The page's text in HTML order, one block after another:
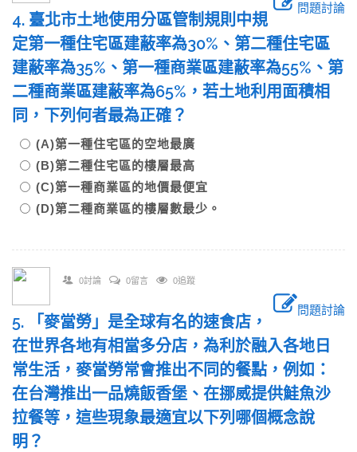
問題討論
4. 臺北市土地使用分區管制規則中規
定第一種住宅區建蔽率為30%、第二種住宅區
建蔽率為35%、第一種商業區建蔽率為55%、第
二種商業區建蔽率為65%，若土地利用面積相
同，下列何者最為正確？
(A)第一種住宅區的空地最廣
(B)第二種住宅區的樓層最高
(C)第一種商業區的地價最便宜
(D)第二種商業區的樓層數最少。
0討論 0留言 0追蹤
問題討論
5. 「麥當勞」是全球有名的速食店，
在世界各地有相當多分店，為利於融入各地日
常生活，麥當勞常會推出不同的餐點，例如：
在台灣推出一品燒飯香堡、在挪威提供鮭魚沙
拉餐等，這些現象最適宜以下列哪個概念說
明？